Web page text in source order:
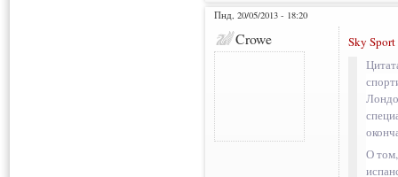
Пнд, 20/05/2013 - 18:20
Crowe
Sky
О